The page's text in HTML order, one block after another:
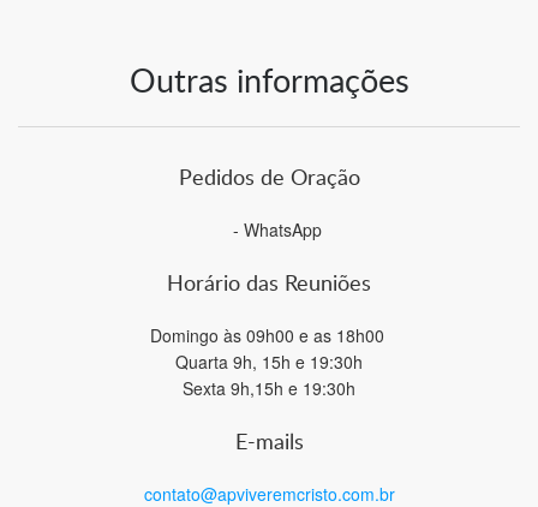
Outras informações
Pedidos de Oração
- WhatsApp
Horário das Reuniões
Domingo às 09h00 e as 18h00
Quarta 9h, 15h e 19:30h
Sexta 9h,15h e 19:30h
E-mails
contato@apviveremcristo.com.br